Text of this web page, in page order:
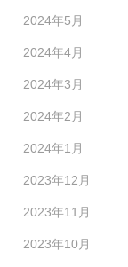
2024年5月
2024年4月
2024年3月
2024年2月
2024年1月
2023年12月
2023年11月
2023年10月